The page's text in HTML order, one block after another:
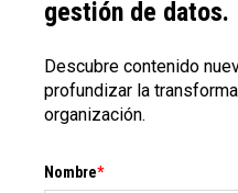
gestión de datos.
Descubre contenido
profundizar la
organización.
Nombre*